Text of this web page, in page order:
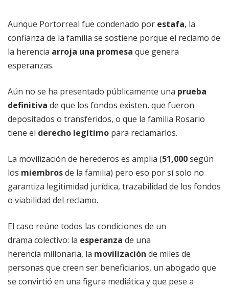
Aunque Portorreal fue condenado por estafa, la
confianza de la familia se sostiene porque el reclamo de
la herencia arroja una promesa que genera
esperanzas.
Aún no se ha presentado públicamente una prueba
definitiva de que los fondos existen, que fueron
depositados o transferidos, o que la familia Rosario
tiene el derecho legítimo para reclamarlos.
La movilización de herederos es amplia (51,000según
los miembrosde la familia) pero eso por sí solo no
garantiza legitimidad jurídica, trazabilidad de los fondos
o viabilidad del reclamo.
El caso reúne todos las condiciones de un
drama colectivo: la esperanza de una
herencia millonaria, la movilización de miles de
personas que creen ser beneficiarios, un abogado que
se convirtió en una figura mediática y que pese a